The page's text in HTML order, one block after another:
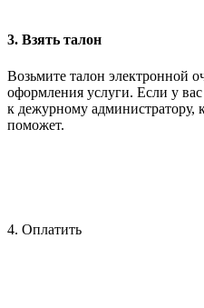
3. Взять талон
Возьмите талон электронной
оформления услуги. Если у
к дежурному администратору,
поможет.
4. Оплатить